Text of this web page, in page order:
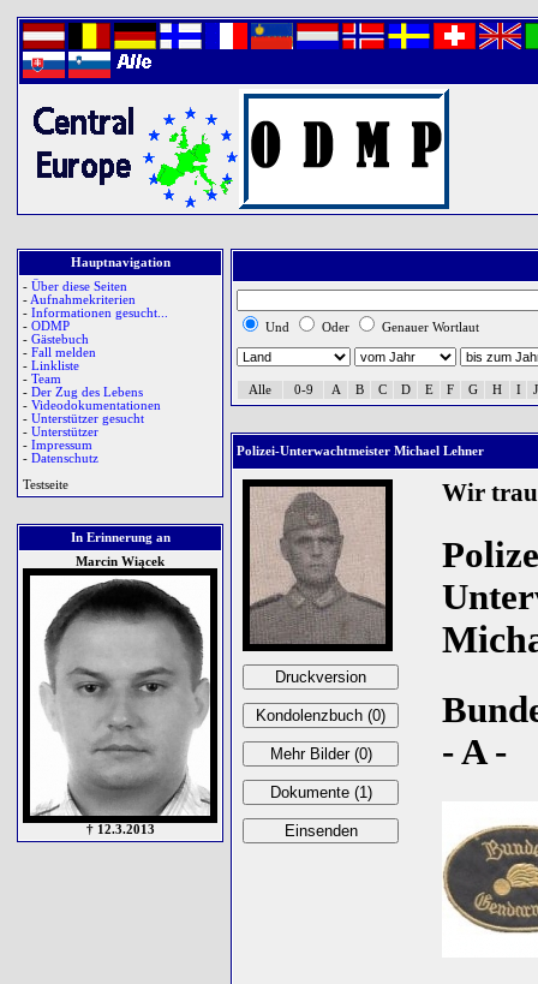
Hauptnavigation
- Über diese Seiten
- Aufnahmekriterien
- Informationen gesucht...
- ODMP
- Gästebuch
- Fall melden
- Linkliste
- Team
- Der Zug des Lebens
- Videodokumentationen
- Unterstützer gesucht
- Unterstützer
- Impressum
- Datenschutz
Testseite
In Erinnerung an
Marcin Wiącek
† 12.3.2013
Und Oder Genauer Wortlaut
Alle 0-9 A B C D E F G H I J
Polizei-Unterwachtmeister Michael Lehner
Wir
- A -